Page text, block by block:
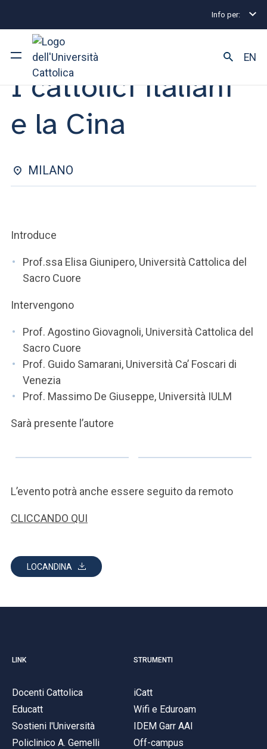
Info per:
Ateneo
Corsi di studio
Ricerca
Facoltà e campus
ACCEDI ALLA MAIL ICATT
SEI UN DOCENTE O UN MEMBRO DELLO STAFF
ACCEDI A CLOUDMAIL
EN
Eventi Milano I cattolici italiani e la Cina
PRESENTAZIONE VOLUME | 20 MARZO 2024
I cattolici italiani
e la Cina
MILANO
Introduce
Prof.ssa Elisa Giunipero, Università Cattolica del
Sacro Cuore
Intervengono
Prof. Agostino Giovagnoli, Università Cattolica del
Sacro Cuore
Prof. Guido Samarani, Università Ca’ Foscari di
Venezia
Prof. Massimo De Giuseppe, Università IULM
Sarà presente l’autore
L’evento potrà anche essere seguito da remoto
CLICCANDO QUI
LOCANDINA
LINK
Docenti Cattolica
Educatt
Sostieni l'Università
Policlinico A. Gemelli
STRUMENTI
iCatt
Wifi e Eduroam
IDEM Garr AAI
Off-campus